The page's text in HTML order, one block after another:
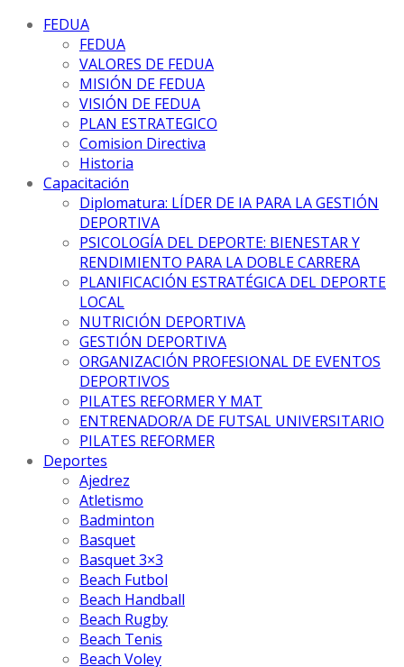
FEDUA
FEDUA
VALORES DE FEDUA
MISIÓN DE FEDUA
VISIÓN DE FEDUA
PLAN ESTRATEGICO
Comision Directiva
Historia
Capacitación
Diplomatura: LÍDER DE IA PARA LA GESTIÓN
DEPORTIVA
PSICOLOGÍA DEL DEPORTE: BIENESTAR Y
RENDIMIENTO PARA LA DOBLE CARRERA
PLANIFICACIÓN ESTRATÉGICA DEL DEPORTE
LOCAL
NUTRICIÓN DEPORTIVA
GESTIÓN DEPORTIVA
ORGANIZACIÓN PROFESIONAL DE EVENTOS
DEPORTIVOS
PILATES REFORMER Y MAT
ENTRENADOR/A DE FUTSAL UNIVERSITARIO
PILATES REFORMER
Deportes
Ajedrez
Atletismo
Badminton
Basquet
Basquet 3×3
Beach Futbol
Beach Handball
Beach Rugby
Beach Tenis
Beach Voley